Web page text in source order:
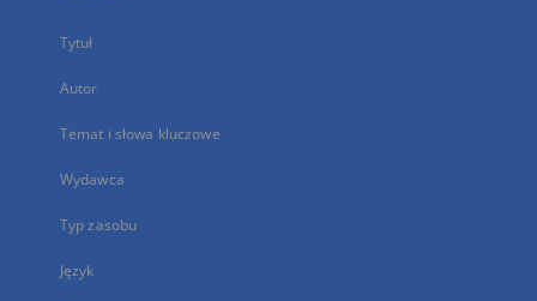
Tytuł
Autor
Temat i słowa kluczowe
Wydawca
Typ zasobu
Język